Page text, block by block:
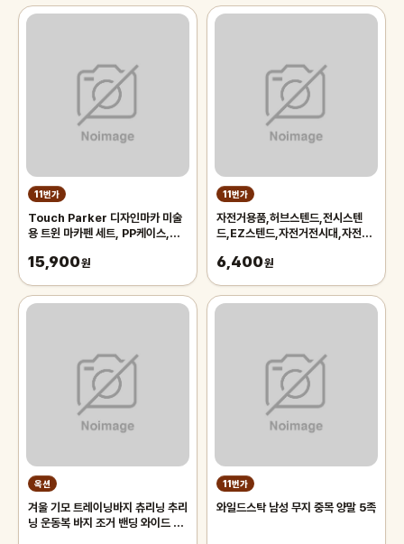
11번가
Touch Parker 디자인마카 미술
용 트윈 마카펜 세트, PP케이스,
15,900원
11번가
자전거용품,허브스텐드,전시스텐
드,EZ스텐드,자전거전시대,자전거
6,400원
옥션
겨울 기모 트레이닝바지 츄리닝 추리
닝 운동복 바지 조거 밴딩 와이드 팬
11번가
와일드스탁 남성 무지 중목 양말 5족